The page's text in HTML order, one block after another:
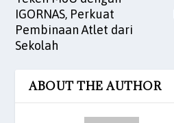
IGORNAS, Perkuat
Pembinaan Atlet dari
Sekolah
ABOUT THE AUTHOR